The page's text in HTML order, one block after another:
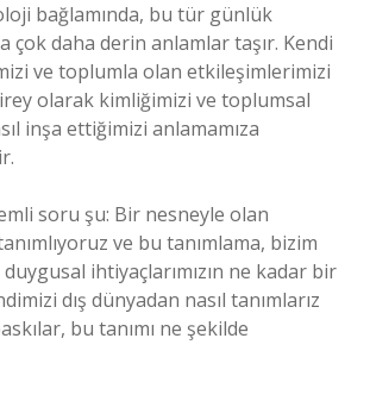
bağlamında, bu tür günlük
çok daha derin anlamlar taşır. Kendi
ve toplumla olan etkileşimlerimizi
olarak kimliğimizi ve toplumsal
inşa ettiğimizi anlamamıza
soru şu: Bir nesneyle olan
ve bu tanımlama, bizim
ihtiyaçlarımızın ne kadar bir
dış dünyadan nasıl tanımlarız
bu tanımı ne şekilde